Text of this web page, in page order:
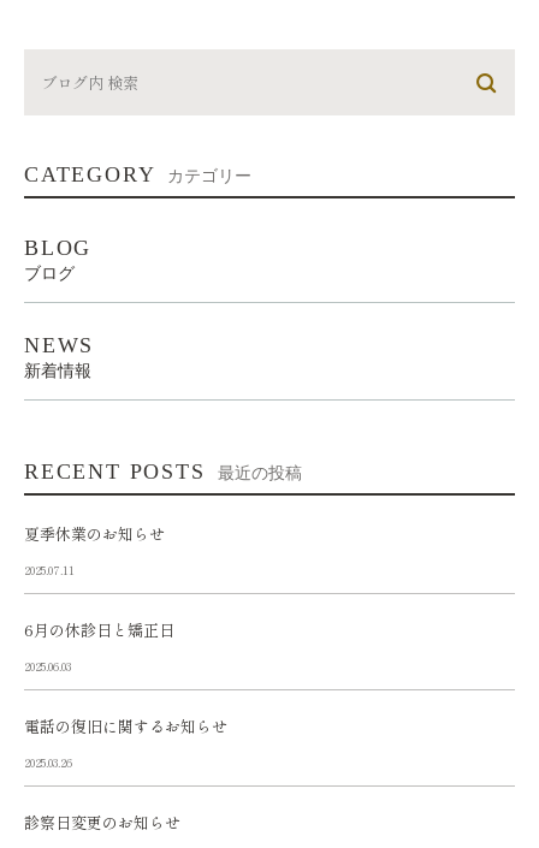
CATEGORY カテゴリー
BLOG
ブログ
NEWS
新着情報
RECENT POSTS 最近の投稿
夏季休業のお知らせ
2025.07.11
6月の休診日と矯正日
2025.06.03
電話の復旧に関するお知らせ
2025.03.26
診察日変更のお知らせ